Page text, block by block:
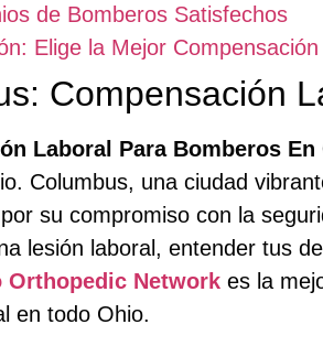
de Bomberos Satisfechos
Elige la Mejor
Compensación
Laboral Para Bomberos
Columbus, una ciudad
su compromiso con la
lesión laboral, entender tus
Orthopedic Network es la
en todo Ohio.